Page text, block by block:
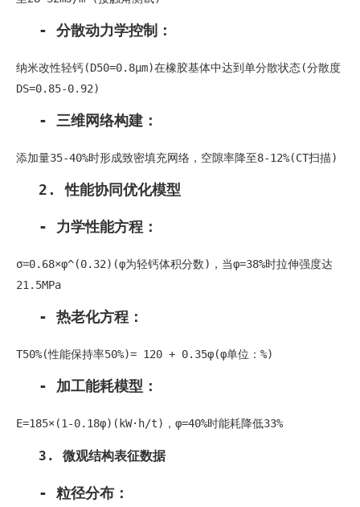
- 分散动力学控制：
纳米改性轻钙(D50=0.8μm)在橡胶基体中达到单分散状态(分散度
DS=0.85-0.92)
- 三维网络构建：
添加量35-40%时形成致密填充网络，空隙率降至8-12%(CT扫描)
2. 性能协同优化模型
- 力学性能方程：
σ=0.68×φ^(0.32)(φ为轻钙体积分数)，当φ=38%时拉伸强度达
21.5MPa
- 热老化方程：
T50%(性能保持率50%)= 120 + 0.35φ(φ单位：%)
- 加工能耗模型：
E=185×(1-0.18φ)(kW·h/t)，φ=40%时能耗降低33%
3. 微观结构表征数据
- 粒径分布：